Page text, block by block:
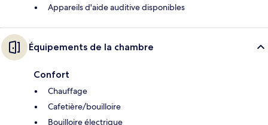
Appareils d'aide auditive disponibles
Équipements de la chambre
Confort
Chauffage
Cafetière/bouilloire
Bouilloire électrique